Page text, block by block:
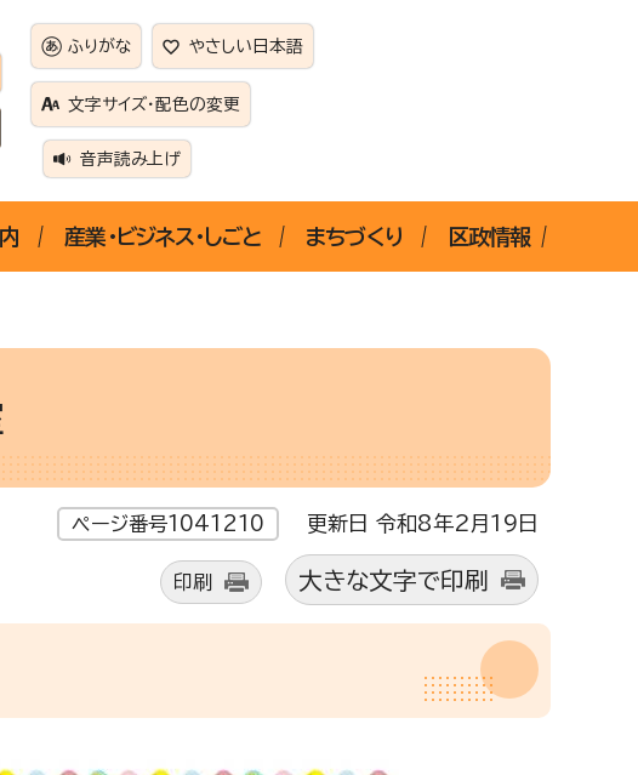
ふりがな やさしい日本語
文字サイズ・配色の変更
音声読み上げ
産業・ビジネス・しごと まちづくり 区政情報
ページ番号1041210 更新日 令和8年2月19日
印刷 大きな文字で印刷